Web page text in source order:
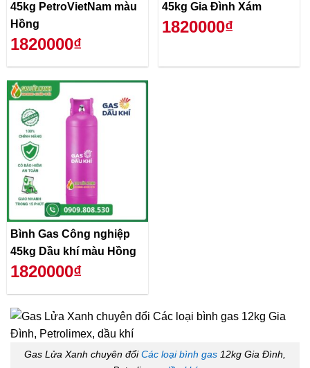
45kg PetroVietNam màu
Hồng
1820000₫
45kg Gia Đình Xám
1820000₫
Bình Gas Công nghiệp
45kg Dầu khí màu Hồng
1820000₫
Gas Lửa Xanh chuyên đổiCác loại bình gas 12kg Gia Đình,